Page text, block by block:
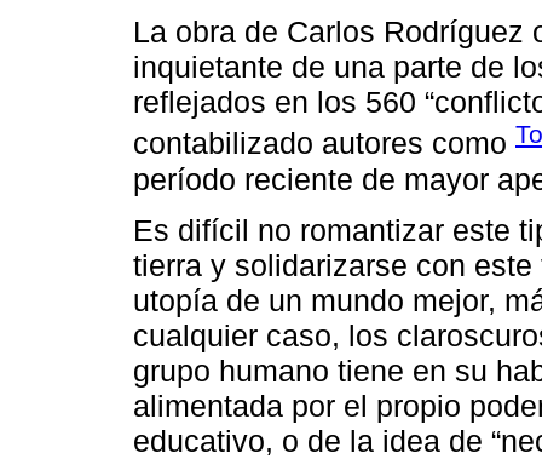
La obra de Carlos
inquietante de una parte de
reflejados en los 560
contabilizado autores como
período reciente de mayor
Es difícil no romantizar este
tierra y solidarizarse con
utopía de un mundo mejor,
cualquier caso, los
grupo humano tiene en su
alimentada por el propio
educativo, o de la idea de